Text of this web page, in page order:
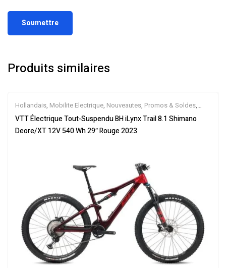
Produits similaires
Hollandais, Mobilite Electrique, Nouveautes, Promos & Soldes,
Tout-Suspendus ,Vélo électrique ville,Velos Electriques,VTT
Électriques
VTT Électrique Tout-Suspendu BH iLynx Trail 8.1 Shimano
Deore/XT 12V 540 Wh 29″ Rouge 2023